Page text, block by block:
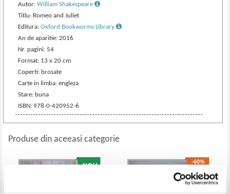
Autor:William Shakespeare
Titlu: Romeo and Juliet
Editura:Oxford Bookworms Library
An de aparitie: 2016
Nr. pagini: 54
Format: 13 x 20 cm
Coperti: brosate
Carte in limba: engleza
Stare: buna
ISBN: 978-0-420952-6
Produse din aceeasi categorie
-60%